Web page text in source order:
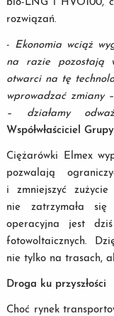
bio-LNG i HVO100,
rozwiązań.
- Ekonomia wciąż
na razie pozostają
otwarci na tę
wprowadzać zmiany
– działamy
Współwłaściciel
Ciężarówki Elmex
pozwalają
i zmniejszyć
nie zatrzymała
operacyjna jest
fotowoltaicznych.
nie tylko na trasach,
Droga ku przyszłości
Choć rynek